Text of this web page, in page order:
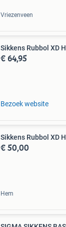
Vriezenveen
Sikkens Rubbol XD
€ 64,95
Bezoek website
Sikkens Rubbol XD
€ 50,00
Hem